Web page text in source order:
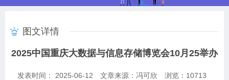
图文详情
2025中国重庆大数据与信息存储博览会10月25举办
发表时间： 2025-06-12 文章来源：冯可欣 浏览： 10713